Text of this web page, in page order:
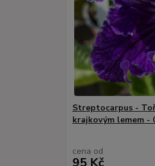
Streptocarpus -
krajkovým lemem -
cena od
95 Kč